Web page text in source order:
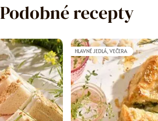
Podobné recepty
HLAVNÉ JEDLÁ, VEČERA